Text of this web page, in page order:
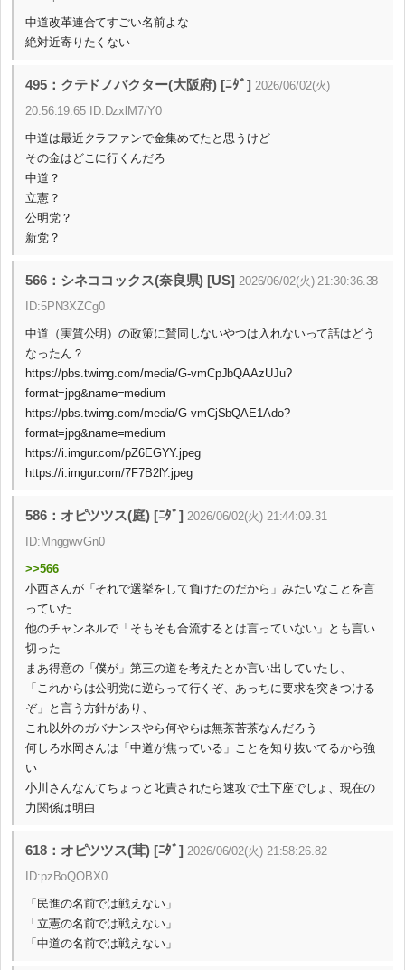
中道改革連合てすごい名前よな
絶対近寄りたくない
495：クテドノバクター(大阪府) [ﾆﾀﾞ] 2026/06/02(火)
20:56:19.65 ID:DzxlM7/Y0
中道は最近クラファンで金集めてたと思うけど
その金はどこに行くんだろ
中道？
立憲？
公明党？
新党？
566：シネココックス(奈良県) [US] 2026/06/02(火) 21:30:36.38
ID:5PN3XZCg0
中道（実質公明）の政策に賛同しないやつは入れないって話はどう
なったん？
https://pbs.twimg.com/media/G-vmCpJbQAAzUJu?
format=jpg&name=medium
https://pbs.twimg.com/media/G-vmCjSbQAE1Ado?
format=jpg&name=medium
https://i.imgur.com/pZ6EGYY.jpeg
https://i.imgur.com/7F7B2lY.jpeg
586：オピツツス(庭) [ﾆﾀﾞ] 2026/06/02(火) 21:44:09.31
ID:MnggwvGn0
>>566
小西さんが「それで選挙をして負けたのだから」みたいなことを言
っていた
他のチャンネルで「そもそも合流するとは言っていない」とも言い
切った
まあ得意の「僕が」第三の道を考えたとか言い出していたし、
「これからは公明党に逆らって行くぞ、あっちに要求を突きつける
ぞ」と言う方針があり、
これ以外のガバナンスやら何やらは無茶苦茶なんだろう
何しろ水岡さんは「中道が焦っている」ことを知り抜いてるから強
い
小川さんなんてちょっと叱責されたら速攻で土下座でしょ、現在の
力関係は明白
618：オピツツス(茸) [ﾆﾀﾞ] 2026/06/02(火) 21:58:26.82
ID:pzBoQOBX0
「民進の名前では戦えない」
「立憲の名前では戦えない」
「中道の名前では戦えない」